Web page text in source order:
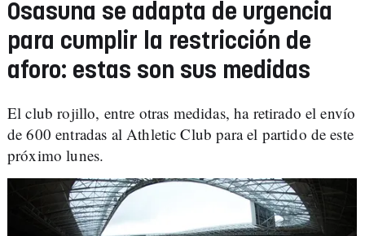
Osasuna se adapta de urgencia
para cumplir la restricción de
aforo: estas son sus medidas
El club rojillo, entre otras medidas, ha retirado el envío
de 600 entradas al Athletic Club para el partido de este
próximo lunes.